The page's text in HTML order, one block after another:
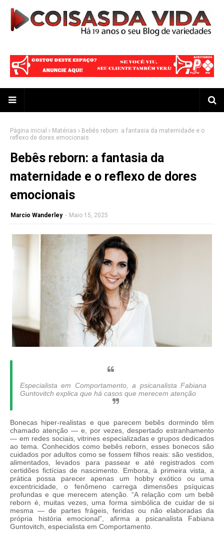
Página inicial Matérias
Bebês reborn: a fantasia da maternidade e o
reflexo de dores emocionais
Bebês reborn: a fantasia da
maternidade e o reflexo de dores
emocionais
Marcio Wanderley - Maio 15, 2025
Especialista em Comportamento, a psicanalista Fabiana
Guntovitch explica que há casos que merecem atenção
Bonecas hiper-realistas e que parecem bebês dormindo têm
chamado atenção — e, por vezes, despertado estranhamento
— em redes sociais, vitrines especializadas e grupos dedicados
ao tema. Conhecidos como bebês reborn, esses bonecos são
cuidados por adultos como se fossem filhos reais: são vestidos,
alimentados, levados para passear e até registrados com
certidões fictícias de nascimento. Embora, à primeira vista, a
prática possa parecer apenas um hobby exótico ou uma
excentricidade, o fenômeno carrega dimensões psíquicas
profundas e que merecem atenção. “A relação com um bebê
reborn é, muitas vezes, uma forma simbólica de cuidar de si
mesma — de partes frágeis, feridas ou não elaboradas da
própria história emocional”, afirma a psicanalista Fabiana
Guntovitch, especialista em Comportamento.